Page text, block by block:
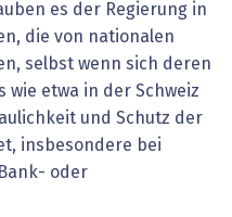
es der Regierung in
die von nationalen
selbst wenn sich deren
wie etwa in der Schweiz
und Schutz der
insbesondere bei
oder